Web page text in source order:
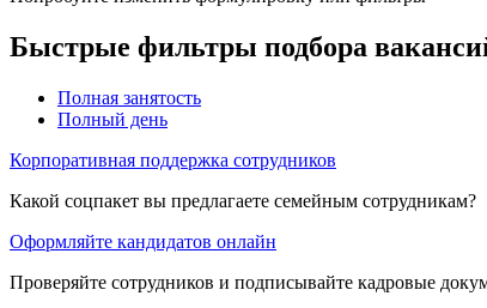
Быстрые фильтры подбора
Полная занятость
Полный день
Корпоративная поддержка сотрудников
Какой соцпакет вы предлагаете семейным сотрудникам?
Оформляйте кандидатов онлайн
Проверяйте сотрудников и подписывайте кадровые